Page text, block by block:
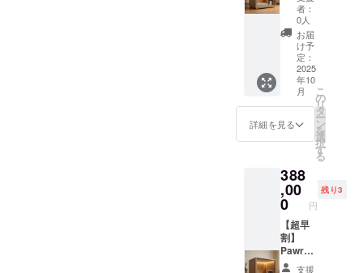
無償交
換（商
品到着
後7日以
内に連
絡）。
保証期
間：購
入日か
ら6ヶ月
間。 ※
不適切
（雨ざ
らし設
置・分
解改造
など）
は保証
対象
外。
はロッ
ク可
能。 ・
取扱説
明書の
有無・
対応言
語：あ
り / 日本
語 ・保
証の有
無、保
用条
件、保
証期間
あり。
通常使
用によ
る初期
不良は
ステン
レス
（金具
部品）
・使用
方法：
防音・
快適空
間を提
供する
犬小屋
です。
置推
奨。換
気扇・
窓付き
で通気
性も確
保。入
口ドア
社
SALVAT
ORE 2.
商品概
要につ
いて ・
商品サ
イズ/重
量：横
96.5cm
×縦
65cm×
76cm
60kg ・
素材：
木材
（構造
部
分）、
防音吸
・商品
ステッ
カーサ
イズ：
7.5cm×
7.5cm
1. 本商
品の
メー
カー情
報 ・
メー
在地
（国）
： 日本
・製造
国： 日
本 ・法
人名：
株式会
ギュ
ラーサ
イズ×ス
テッ
カー ・
Pawrad
iseレ
ギュ
ラーサ
イズと
ステッ
カーを
しま
す。 ・
カラー
展開：
白, 黒，
グレー
・商品
ステッ
者：
0人
お届
け予
定：
2025
年10
月
詳細を見る
こ
の
リ
タ
ー
ン
を
選
択
す
る
388
,00
0 円
残り3
【超早
割】
Pawrad
iseプレ
支援